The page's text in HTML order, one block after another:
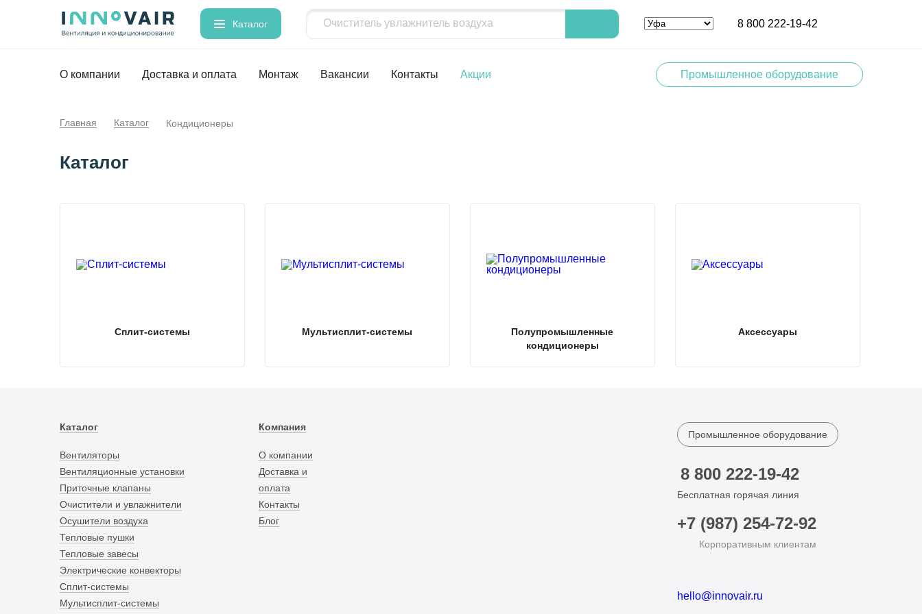
Каталог 8 800 222-19-42
О компании Доставка и оплата Монтаж Вакансии Контакты Акции Промышленное оборудование
Главная Каталог Кондиционеры
Каталог
Сплит-системы Мультисплит-системы
Полупромышленные
кондиционеры
Аксессуары
Каталог
Вентиляторы
Вентиляционные установки
Приточные клапаны
Очистители и увлажнители
Осушители воздуха
Тепловые пушки
Тепловые завесы
Электрические конвекторы
Сплит-системы
Мультисплит-системы
Компания
О компании
Доставка и
оплата
Контакты
Блог
Промышленное оборудование
8 800 222-19-42
Бесплатная горячая линия
+7 (987) 254-72-92
Корпоративным клиентам
hello@innovair.ru